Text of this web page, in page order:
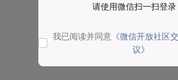
请使用微信扫一扫登录
我已阅读并同意 《微信开放社区
议》